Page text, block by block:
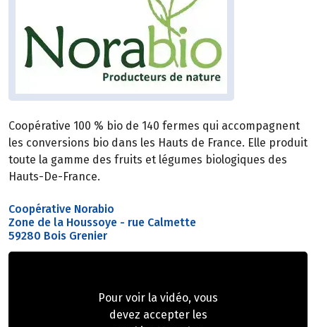
Coopérative 100 % bio de 140 fermes qui accompagnent
les conversions bio dans les Hauts de France. Elle produit
toute la gamme des fruits et légumes biologiques des
Hauts-De-France.
Coopérative Norabio
Zone de la Houssoye - rue Calmette
59280 Bois Grenier
Pour voir la vidéo, vous
devez accepter les